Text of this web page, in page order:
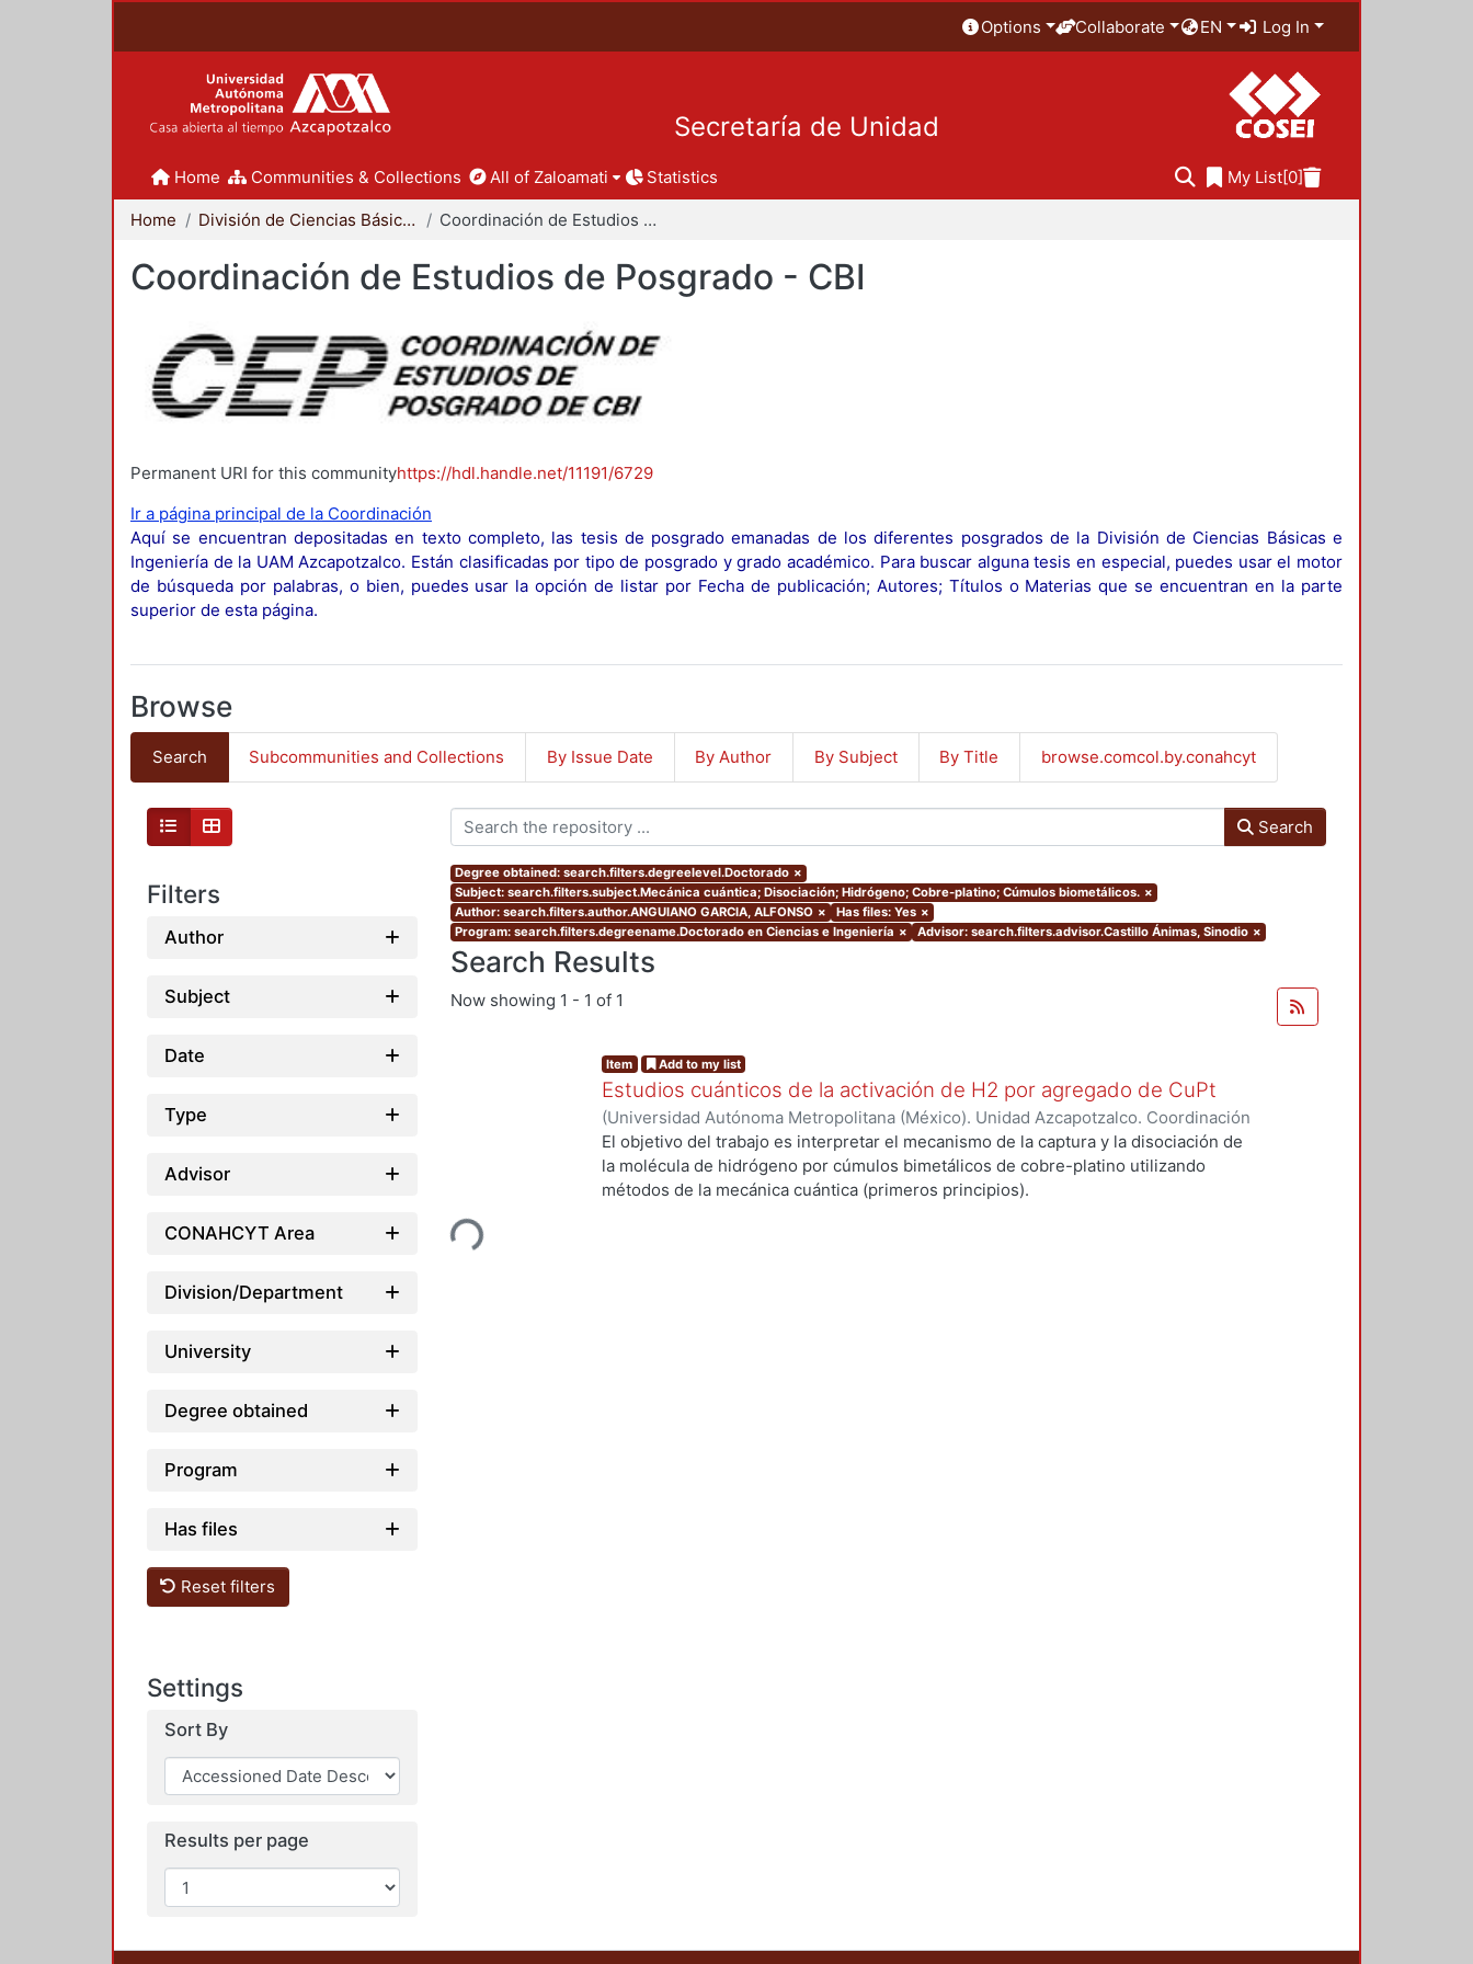
Options Collaborate EN Log In
Secretaría de Unidad
Home Communities & Collections All of Zaloamati Statistics My List[0]
Home División de Ciencias Básicas e Ingeniería Coordinación de Estudios de Posgrado - CBI
Coordinación de Estudios de Posgrado - CBI
Permanent URI for this communityhttps://hdl.handle.net/11191/6729
Ir a página principal de la Coordinación
Aquí se encuentran depositadas en texto completo, las tesis de posgrado emanadas de los diferentes posgrados de la División de Ciencias Básicas e
Ingeniería de la UAM Azcapotzalco. Están clasificadas por tipo de posgrado y grado académico. Para buscar alguna tesis en especial, puedes usar el motor
de búsqueda por palabras, o bien, puedes usar la opción de listar por Fecha de publicación; Autores; Títulos o Materias que se encuentran en la parte
superior de esta página.
Browse
Search Subcommunities and Collections By Issue Date By Author By Subject By Title browse.comcol.by.conahcyt
Filters
Author
Subject
Date
Type
Advisor
CONAHCYT Area
Division/Department
University
Degree obtained
Program
Has files
Reset filters
Settings
Sort By
Results per page
Search
Degree obtained: search.filters.degreelevel.Doctorado ×
Subject: search.filters.subject.Mecánica cuántica; Disociación; Hidrógeno; Cobre-platino; Cúmulos biometálicos. ×
Author: search.filters.author.ANGUIANO GARCIA, ALFONSO × Has files: Yes ×
Program: search.filters.degreename.Doctorado en Ciencias e Ingeniería × Advisor: search.filters.advisor.Castillo Ánimas, Sinodio ×
Search Results
Now showing 1 - 1 of 1
Loading...
Item Add to my list
Estudios cuánticos de la activación de H2 por agregado de CuPt
(Universidad Autónoma Metropolitana (México). Unidad Azcapotzalco. Coordinación
de Servicios de Información.,2004-03 )ANGUIANO GARCIA, ALFONSO
El objetivo del trabajo es interpretar el mecanismo de la captura y la disociación de
la molécula de hidrógeno por cúmulos bimetálicos de cobre-platino utilizando
métodos de la mecánica cuántica (primeros principios).